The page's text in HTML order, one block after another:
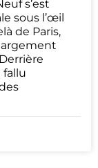
s’est
sous l’œil
de Paris,
fallu